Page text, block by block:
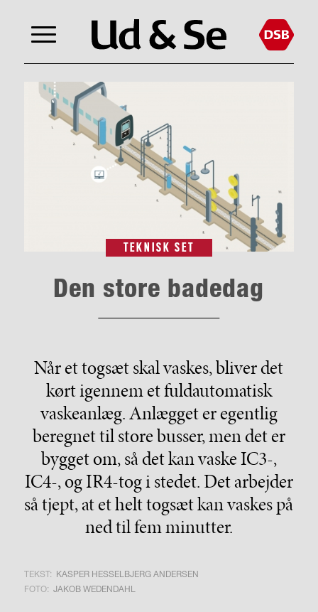
TEKNISK SET
Den store badedag
Når et togsæt skal vaskes, bliver det
kørt igennem et fuldautomatisk
vaskeanlæg. Anlægget er egentlig
beregnet til store busser, men det er
bygget om, så det kan vaske IC3-,
IC4-, og IR4-tog i stedet. Det arbejder
så tjept, at et helt togsæt kan vaskes på
ned til fem minutter.
TEKST: KASPER HESSELBJERG ANDERSEN
FOTO: JAKOB WEDENDAHL